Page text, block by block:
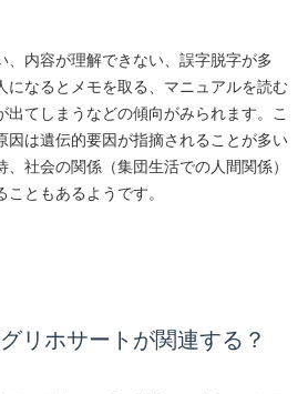
、内容が理解できない、誤字脱字が多
になるとメモを取る、マニュアルを読む
出てしまうなどの傾向がみられます。こ
因は遺伝的要因が指摘されることが多い
社会の関係（集団生活での人間関係）
ともあるようです。
リホサートが関連する？